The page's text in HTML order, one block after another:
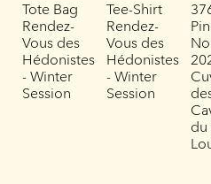
Tote Bag
Rendez-
Vous des
Hédonistes
- Winter
Session
Tee-Shirt
Rendez-
Vous des
Hédonistes
- Winter
Session
du